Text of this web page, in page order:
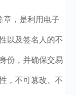
章，是利用电子
以及签名人的不
份，并确保交易
，不可篡改、不